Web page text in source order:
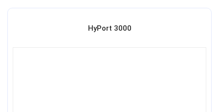
HyPort 3000